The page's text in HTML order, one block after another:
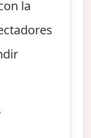
la